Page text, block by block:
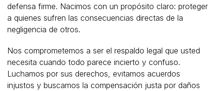
defensa firme. Nacimos con un propósito claro: proteger
a quienes sufren las consecuencias directas de la
negligencia de otros.
Nos comprometemos a ser el respaldo legal que usted
necesita cuando todo parece incierto y confuso.
Luchamos por sus derechos, evitamos acuerdos
injustos y buscamos la compensación justa por daños